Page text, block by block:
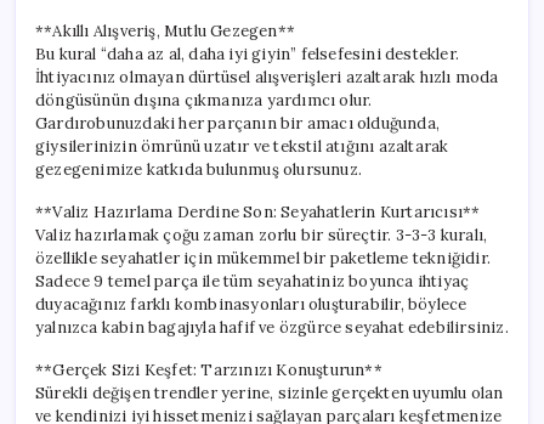
**Akıllı Alışveriş, Mutlu Gezegen**
Bu kural “daha az al, daha iyi giyin” felsefesini destekler.
İhtiyacınız olmayan dürtüsel alışverişleri azaltarak hızlı moda
döngüsünün dışına çıkmanıza yardımcı olur.
Gardırobunuzdaki her parçanın bir amacı olduğunda,
giysilerinizin ömrünü uzatır ve tekstil atığını azaltarak
gezegenimize katkıda bulunmuş olursunuz.
**Valiz Hazırlama Derdine Son: Seyahatlerin Kurtarıcısı**
Valiz hazırlamak çoğu zaman zorlu bir süreçtir. 3-3-3 kuralı,
özellikle seyahatler için mükemmel bir paketleme tekniğidir.
Sadece 9 temel parça ile tüm seyahatiniz boyunca ihtiyaç
duyacağınız farklı kombinasyonları oluşturabilir, böylece
yalnızca kabin bagajıyla hafif ve özgürce seyahat edebilirsiniz.
**Gerçek Sizi Keşfet: Tarzınızı Konuşturun**
Sürekli değişen trendler yerine, sizinle gerçekten uyumlu olan
ve kendinizi iyi hissetmenizi sağlayan parçaları keşfetmenize